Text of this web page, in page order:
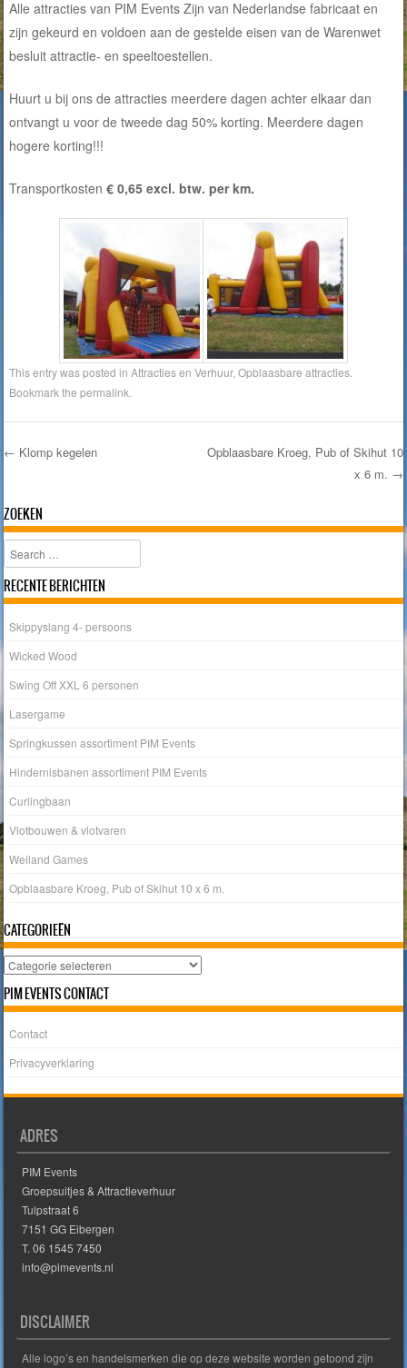
Alle attracties van PIM Events Zijn van Nederlandse fabricaat en
zijn gekeurd en voldoen aan de gestelde eisen van de Warenwet
besluit attractie- en speeltoestellen.
Huurt u bij ons de attracties meerdere dagen achter elkaar dan
ontvangt u voor de tweede dag 50% korting. Meerdere dagen
hogere korting!!!
Transportkosten€ 0,65 excl. btw. per km.
This entry was posted inAttracties en Verhuur,Opblaasbare attracties
Bookmark thepermalink
← Klomp kegelen
Opblaasbare Kroeg, Pub of Skihut 10
x 6 m. →
ZOEKEN
Search
RECENTE BERICHTEN
Skippyslang 4- persoons
Wicked Wood
Swing Off XXL 6 personen
Lasergame
Springkussen assortiment PIM Events
Hindernisbanen assortiment PIM Events
Curlingbaan
Vlotbouwen & vlotvaren
Weiland Games
Opblaasbare Kroeg, Pub of Skihut 10 x 6 m.
CATEGORIEËN
Categorieën
PIM EVENTS CONTACT
Contact
Privacyverklaring
ADRES
PIM Events
Groepsuitjes & Attractieverhuur
Tulpstraat 6
7151 GG Eibergen
T. 06 1545 7450
info@pimevents.nl
DISCLAIMER
Alle logo’s en handelsmerken die op deze website worden getoond zijn